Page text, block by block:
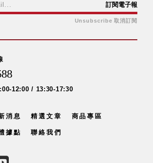
訂閱電子報
Unsubscribe 取消訂閱
12:00 / 13:30-17:30
消息 精選文章 商品專區
據點 聯絡我們